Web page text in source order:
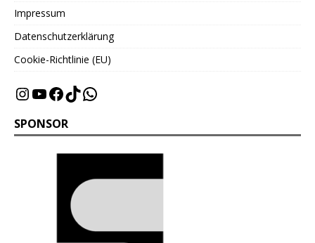
Impressum
Datenschutzerklärung
Cookie-Richtlinie (EU)
SPONSOR